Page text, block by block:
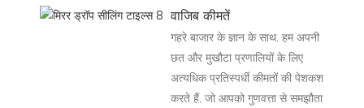
वाजिब कीमतें
गहरे बाजार के ज्ञान के साथ, हम अपनी
छत और मुखौटा प्रणालियों के लिए
अत्यधिक प्रतिस्पर्धी कीमतों की पेशकश
करते हैं, जो आपको गुणवत्ता से समझौता